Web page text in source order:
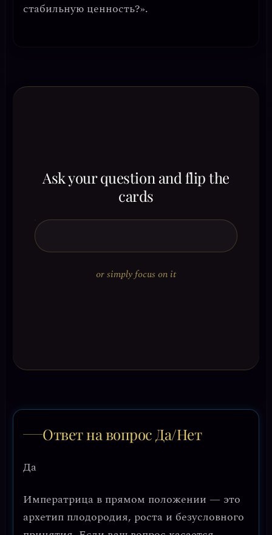
стабильную ценность?».
Ask your question and flip the
cards
or simply focus on it
Ответ на вопрос Да/Нет
Да
Императрица в прямом положении — это
архетип плодородия, роста и безусловного